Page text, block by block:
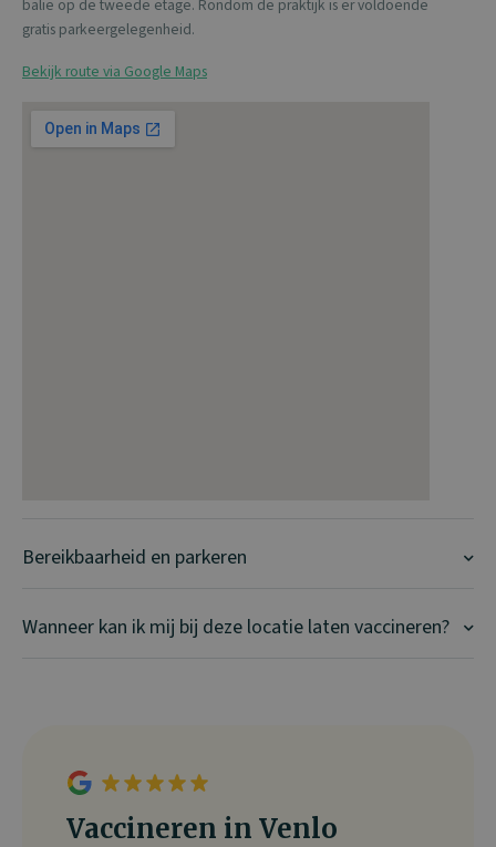
balie op de tweede etage. Rondom de praktijk is er voldoende
gratis parkeergelegenheid.
Bekijk route via Google Maps
Bereikbaarheid en parkeren
Wanneer kan ik mij bij deze locatie laten vaccineren?
Vaccineren in Venlo